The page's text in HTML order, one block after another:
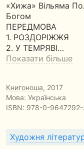
«Хижа» Вільяма
Богом
ПЕРЕДМОВА
1. РОЗДОРІЖЖЯ
2. У ТЕМРЯВІ…
Показати більше
Книгоноша, 2017
Мова: Українська
ISBN: 978-0-
Художня